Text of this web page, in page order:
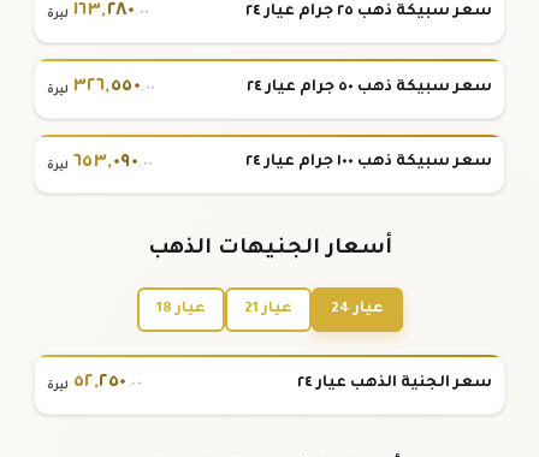
سعر سبيكة ذهب ٢٥ جرام عيار ٢٤ ١٦٣,٢٨٠.٠٠ ليرة
سعر سبيكة ذهب ٥٠ جرام عيار ٢٤ ٣٢٦,٥٥٠.٠٠ ليرة
سعر سبيكة ذهب ١٠٠ جرام عيار ٢٤ ٦٥٣,٠٩٠.٠٠ ليرة
أسعار الجنيهات الذهب
عيار 24 عيار 21 عيار 18
سعر الجنية الذهب عيار ٢٤ ٥٢,٢٥٠ .٠٠ ليرة